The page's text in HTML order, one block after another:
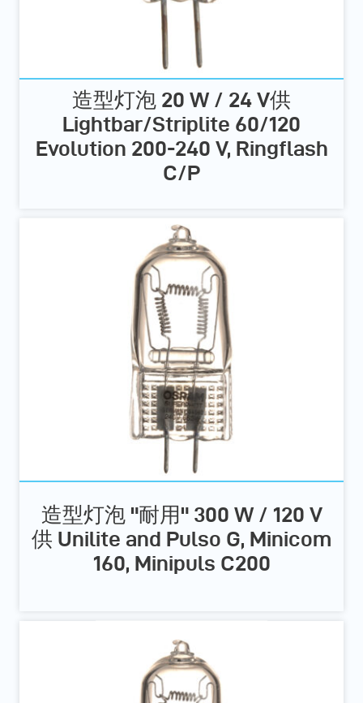
造型灯泡 20 W / 24 V供
Lightbar/Striplite 60/120
Evolution 200-240 V, Ringflash
C/P
造型灯泡 "耐用" 300 W / 120 V
供 Unilite and Pulso G, Minicom
160, Minipuls C200